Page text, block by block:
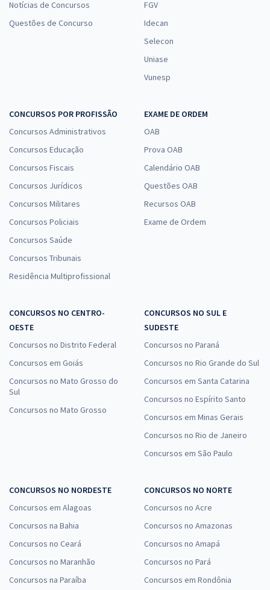
Notícias de Concursos
Questões de Concurso
FGV
Idecan
Selecon
Uniase
Vunesp
CONCURSOS POR PROFISSÃO
Concursos Administrativos
Concursos Educação
Concursos Fiscais
Concursos Jurídicos
Concursos Militares
Concursos Policiais
Concursos Saúde
Concursos Tribunais
Residência Multiprofissional
EXAME DE ORDEM
OAB
Prova OAB
Calendário OAB
Questões OAB
Recursos OAB
Exame de Ordem
CONCURSOS NO CENTRO-
OESTE
Concursos no Distrito Federal
Concursos em Goiás
Concursos no Mato Grosso do
Sul
Concursos no Mato Grosso
CONCURSOS NO SUL E
SUDESTE
Concursos no Paraná
Concursos no Rio Grande do Sul
Concursos em Santa Catarina
Concursos no Espírito Santo
Concursos em Minas Gerais
Concursos no Rio de Janeiro
Concursos em São Paulo
CONCURSOS NO NORDESTE
Concursos em Alagoas
Concursos na Bahia
Concursos no Ceará
Concursos no Maranhão
Concursos na Paraíba
CONCURSOS NO NORTE
Concursos no Acre
Concursos no Amazonas
Concursos no Amapá
Concursos no Pará
Concursos em Rondônia